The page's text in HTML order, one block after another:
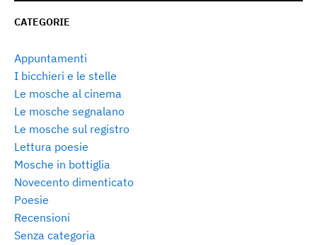
CATEGORIE
Appuntamenti
I bicchieri e le stelle
Le mosche al cinema
Le mosche segnalano
Le mosche sul registro
Lettura poesie
Mosche in bottiglia
Novecento dimenticato
Poesie
Recensioni
Senza categoria